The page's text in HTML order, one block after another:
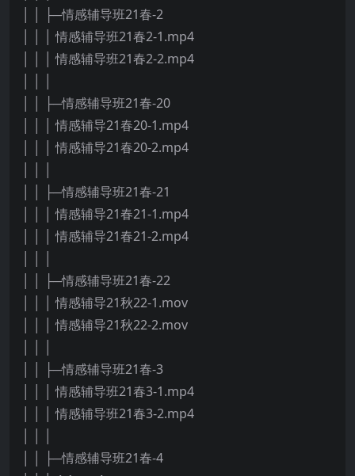
│ │ ├─情感辅导班21春-2
│ │ │ 情感辅导班21春2-1.mp4
│ │ │ 情感辅导班21春2-2.mp4
│ │ ├─情感辅导班21春-20
│ │ │ 情感辅导21春20-1.mp4
│ │ │ 情感辅导21春20-2.mp4
│ │ ├─情感辅导班21春-21
│ │ │ 情感辅导21春21-1.mp4
│ │ │ 情感辅导21春21-2.mp4
│ │ ├─情感辅导班21春-22
│ │ │ 情感辅导21秋22-1.mov
│ │ │ 情感辅导21秋22-2.mov
│ │ ├─情感辅导班21春-3
│ │ │ 情感辅导班21春3-1.mp4
│ │ │ 情感辅导班21春3-2.mp4
│ │ ├─情感辅导班21春-4